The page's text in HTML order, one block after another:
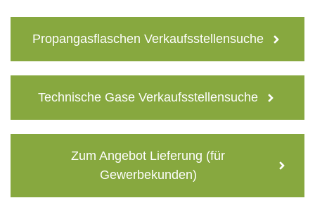
Propangasflaschen Verkaufsstellensuche
Technische Gase Verkaufsstellensuche
Zum Angebot Lieferung (für
Gewerbekunden)